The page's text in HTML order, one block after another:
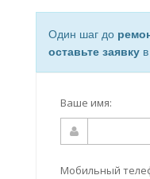
Один шаг до
оставьте заявку
Ваше имя:
Мобильный